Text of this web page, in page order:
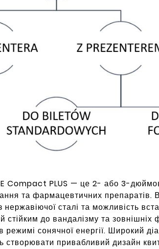
Compact PLUS — це 2- або 3-
та фармацевтичних препаратів.
нержавіючої сталі та можливість
стійким до вандалізму та
сонячної енергії. Широкий
створювати привабливий дизайн